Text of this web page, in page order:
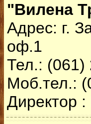
"Вилена
Адрес: г.
оф.1
Тел.: (061)
Моб.тел.:
Директор